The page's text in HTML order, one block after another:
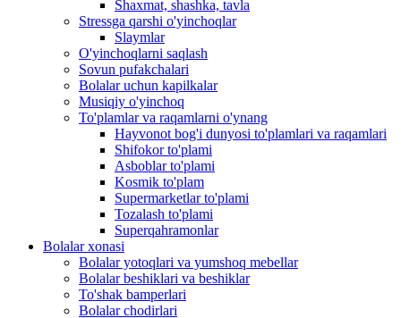
Shaxmat, shashka, tavla
Stressga qarshi o'yinchoqlar
Slaymlar
O'yinchoqlarni saqlash
Sovun pufakchalari
Bolalar uchun kapilkalar
Musiqiy o'yinchoq
To'plamlar va raqamlarni o'ynang
Hayvonot bog'i dunyosi to'plamlari va raqamlari
Shifokor to'plami
Asboblar to'plami
Kosmik to'plam
Supermarketlar to'plami
Tozalash to'plami
Superqahramonlar
Bolalar xonasi
Bolalar yotoqlari va yumshoq mebellar
Bolalar beshiklari va beshiklar
To'shak bamperlari
Bolalar chodirlari